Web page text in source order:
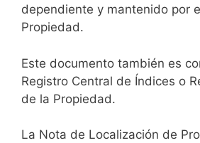
dependiente y mantenido por
Propiedad.
Este documento también es
Registro Central de Índices o
de la Propiedad.
La Nota de Localización de